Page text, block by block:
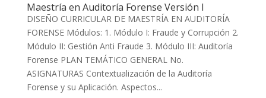
Maestría en Auditoría Forense Versión I
DISEÑO CURRICULAR DE MAESTRÍA EN AUDITORÍA
FORENSE Módulos: 1. Módulo I: Fraude y Corrupción 2.
Módulo II: Gestión Anti Fraude 3. Módulo III: Auditoría
Forense PLAN TEMÁTICO GENERAL No.
ASIGNATURAS Contextualización de la Auditoría
Forense y su Aplicación. Aspectos...